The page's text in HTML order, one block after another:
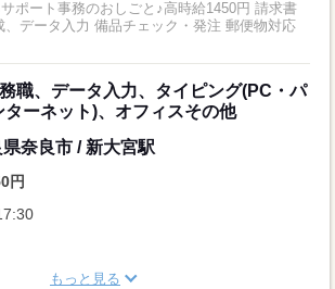
ポート事務のおしごと♪高時給1450円 請求書
データ入力 備品チェック・発注 郵便物対応
職、データ入力、タイピング(PC・パ
ターネット)、オフィスその他
奈良市 / 新大宮駅
円
もっと見る